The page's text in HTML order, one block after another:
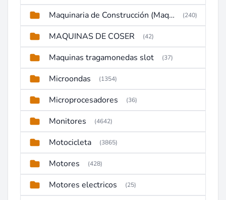
Maquinaria de Construcción (Maquinaria Pesada) (240)
MAQUINAS DE COSER (42)
Maquinas tragamonedas slot (37)
Microondas (1354)
Microprocesadores (36)
Monitores (4642)
Motocicleta (3865)
Motores (428)
Motores electricos (25)